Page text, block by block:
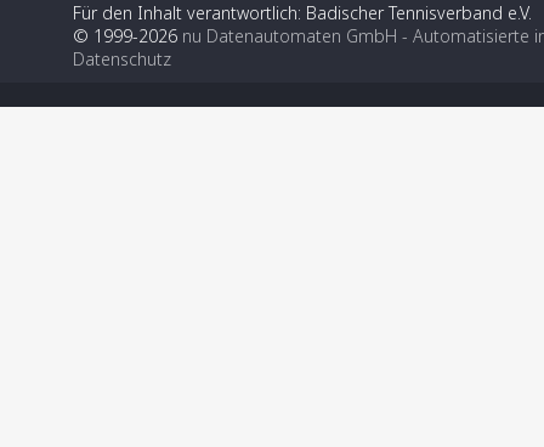
Für den Inhalt verantwortlich: Badischer Tennisverband e.V.
© 1999-2026 nu Datenautomaten GmbH - Automatisierte
Datenschutz